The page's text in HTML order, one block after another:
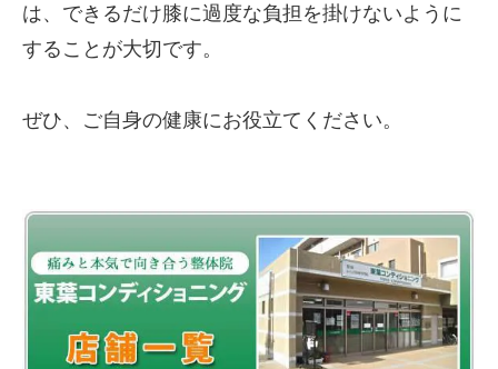
は、できるだけ膝に過度な負担を掛けないように
することが大切です。
ぜひ、ご自身の健康にお役立てください。